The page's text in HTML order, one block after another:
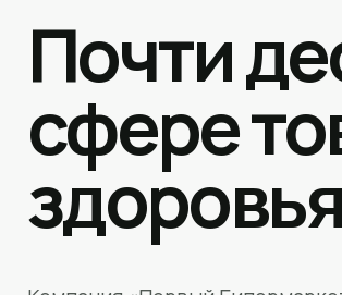
Почти
сфере